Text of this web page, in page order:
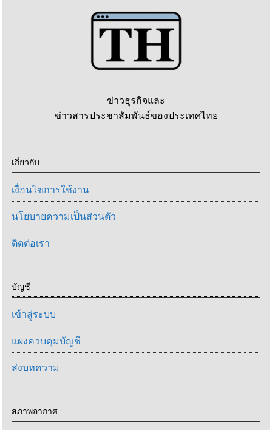
ข่าวธุรกิจและ
ข่าวสารประชาสัมพันธ์ของประเทศไทย
เกี่ยวกับ
เงื่อนไขการใช้งาน
นโยบายความเป็นส่วนตัว
ติดต่อเรา
บัญชี
เข้าสู่ระบบ
แผงควบคุมบัญชี
ส่งบทความ
สภาพอากาศ